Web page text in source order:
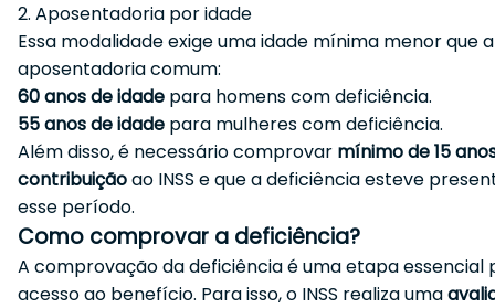
2. Aposentadoria por idade
Essa modalidade exige uma idade mínima menor que
aposentadoria comum:
60 anos de idade para homens com deficiência.
55 anos de idade para mulheres com deficiência.
Além disso, é necessário comprovar mínimo de 15
contribuiçãoao INSS e que a deficiência esteve
esse período.
Como comprovar a deficiência?
A comprovação da deficiência é uma etapa essencial
acesso ao benefício. Para isso, o INSS realiza uma